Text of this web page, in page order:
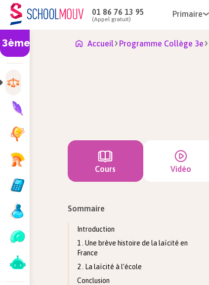
01 86 76 13 95
(Appel gratuit)
Primaire
3ème Accueil Programme Collège 3e
Cours Vidéo
Sommaire
Introduction
1 . Une brève histoire de la laïcité en
France
2 . La laïcité à l’école
Conclusion